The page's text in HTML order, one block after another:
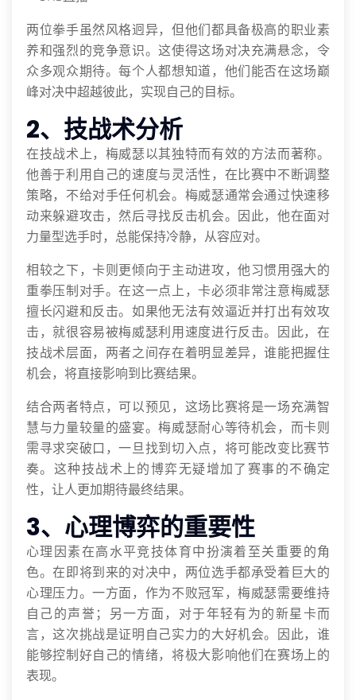
两位拳手虽然风格迥异，但他们都具备极高的职业素
养和强烈的竞争意识。这使得这场对决充满悬念，令
众多观众期待。每个人都想知道，他们能否在这场巅
峰对决中超越彼此，实现自己的目标。
2、技战术分析
在技战术上，梅威瑟以其独特而有效的方法而著称。
他善于利用自己的速度与灵活性，在比赛中不断调整
策略，不给对手任何机会。梅威瑟通常会通过快速移
动来躲避攻击，然后寻找反击机会。因此，他在面对
力量型选手时，总能保持冷静，从容应对。
相较之下，卡则更倾向于主动进攻，他习惯用强大的
重拳压制对手。在这一点上，卡必须非常注意梅威瑟
擅长闪避和反击。如果他无法有效逼近并打出有效攻
击，就很容易被梅威瑟利用速度进行反击。因此，在
技战术层面，两者之间存在着明显差异，谁能把握住
机会，将直接影响到比赛结果。
结合两者特点，可以预见，这场比赛将是一场充满智
慧与力量较量的盛宴。梅威瑟耐心等待机会，而卡则
需寻求突破口，一旦找到切入点，将可能改变比赛节
奏。这种技战术上的博弈无疑增加了赛事的不确定
性，让人更加期待最终结果。
3、心理博弈的重要性
心理因素在高水平竞技体育中扮演着至关重要的角
色。在即将到来的对决中，两位选手都承受着巨大的
心理压力。一方面，作为不败冠军，梅威瑟需要维持
自己的声誉；另一方面，对于年轻有为的新星卡而
言，这次挑战是证明自己实力的大好机会。因此，谁
能够控制好自己的情绪，将极大影响他们在赛场上的
表现。